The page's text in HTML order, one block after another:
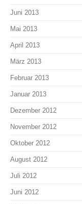
Juni 2013
Mai 2013
April 2013
März 2013
Februar 2013
Januar 2013
Dezember 2012
November 2012
Oktober 2012
August 2012
Juli 2012
Juni 2012